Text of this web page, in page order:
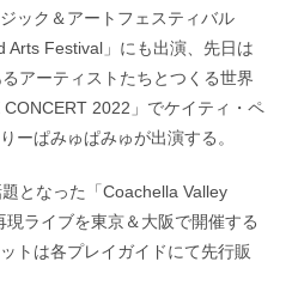
ック＆アートフェスティバル
Arts Festival」にも出演、先日は
アーティストたちとつくる世界
2022」でケイティ・ペ
ーぱみゅぱみゅが出演する。
となった「Coachella Valley
ライブを東京＆大阪で開催する
トは各プレイガイドにて先行販